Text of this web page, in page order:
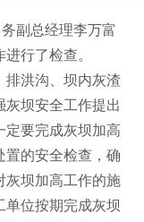
副总经理李万富
行了检查。
洪沟、坝内灰渣
灰坝安全工作提出
定要完成灰坝加高
置的安全检查，确
灰坝加高工作的施
单位按期完成灰坝